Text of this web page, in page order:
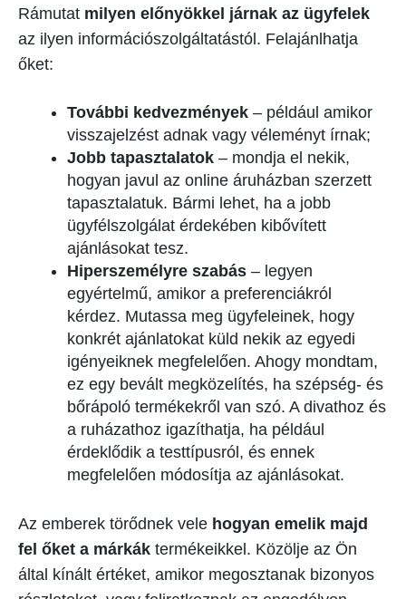
Rámutat milyen előnyökkel járnak az ügyfelek
az ilyen információszolgáltatástól. Felajánlhatja
őket:
További kedvezmények – például amikor
visszajelzést adnak vagy véleményt írnak;
Jobb tapasztalatok – mondja el nekik,
hogyan javul az online áruházban szerzett
tapasztalatuk. Bármi lehet, ha a jobb
ügyfélszolgálat érdekében kibővített
ajánlásokat tesz.
Hiperszemélyre szabás – legyen
egyértelmű, amikor a preferenciákról
kérdez. Mutassa meg ügyfeleinek, hogy
konkrét ajánlatokat küld nekik az egyedi
igényeiknek megfelelően. Ahogy mondtam,
ez egy bevált megközelítés, ha szépség- és
bőrápoló termékekről van szó. A divathoz és
a ruházathoz igazíthatja, ha például
érdeklődik a testtípusról, és ennek
megfelelően módosítja az ajánlásokat.
Az emberek törődnek vele hogyan emelik majd
fel őket a márkák termékeikkel. Közölje az Ön
által kínált értéket, amikor megosztanak bizonyos